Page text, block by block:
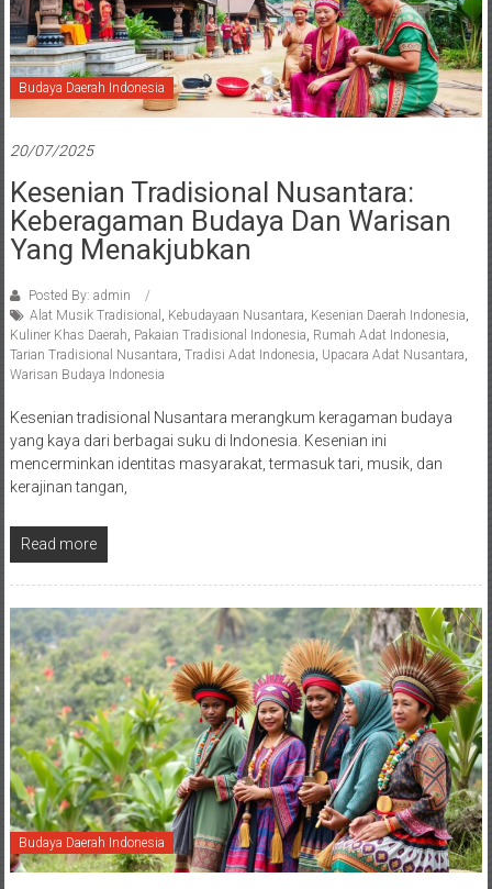
Budaya Daerah Indonesia
20/07/2025
Kesenian Tradisional Nusantara:
Keberagaman Budaya Dan Warisan
Yang Menakjubkan
Posted By: admin
Alat Musik Tradisional , Kebudayaan Nusantara, Kesenian Daerah Indonesia,
Kuliner Khas Daerah, Pakaian Tradisional Indonesia, Rumah Adat Indonesia,
Tarian Tradisional Nusantara, Tradisi Adat Indonesia, Upacara Adat Nusantara,
Warisan Budaya Indonesia
Kesenian tradisional Nusantara merangkum keragaman budaya
yang kaya dari berbagai suku di Indonesia. Kesenian ini
mencerminkan identitas masyarakat, termasuk tari, musik, dan
kerajinan tangan,
Read more
Budaya Daerah Indonesia